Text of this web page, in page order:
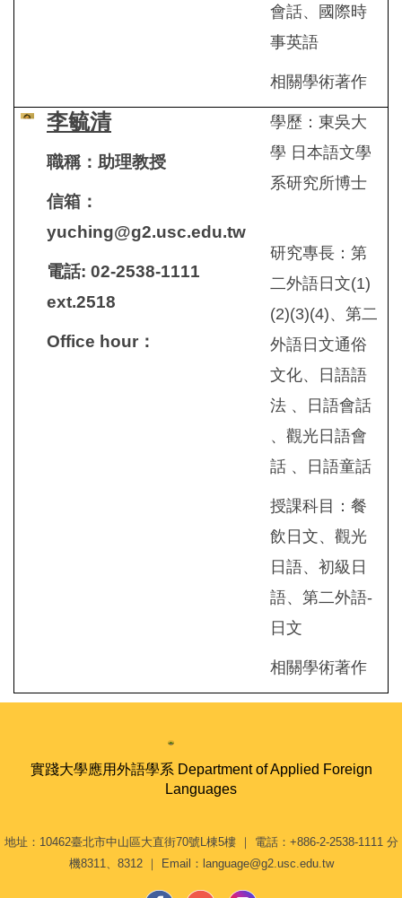
會話、國際時
事英語
相關學術著作
李毓清
職稱：助理教授
信箱：
yuching@g2.usc.edu.tw
電話: 02-2538-1111
ext.2518
Office hour ：
學歷：東吳大
學 日本語文學
系研究所博士
研究專長：第
二外語日文(1)
(2)(3)(4)、第二
外語日文通俗
文化、日語語
法 、日語會話
、觀光日語會
話 、日語童話
授課科目：餐
飲日文、觀光
日語、初級日
語、第二外語-
日文
相關學術著作
實踐大學應用外語學系 Department of Applied Foreign
Languages
地址：10462臺北市中山區大直街70號L棟5樓 ｜ 電話：+886-2-2538-1111 分
機8311、8312 ｜ Email：language@g2.usc.edu.tw